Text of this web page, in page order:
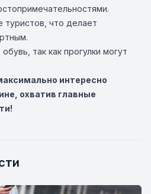
что делает
так как прогулки могут
интересно
охватив главные